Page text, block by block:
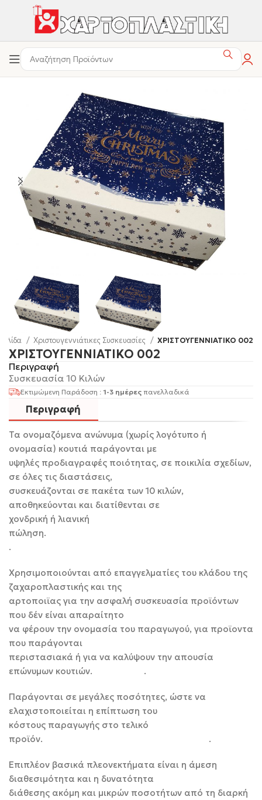
Χριστουγεννιάτικες Συσκευασίες ΧΡΙΣΤΟΥΓΕΝΝΙΑΤΙΚΟ 002
ΧΡΙΣΤΟΥΓΕΝΝΙΑΤΙΚΟ 002
Περιγραφή
Συσκευασία 10 Κιλών
Εκτιμώμενη Παράδοση :1-3 ημέρες πανελλαδικά
Περιγραφή
Τα ονομαζόμενα ανώνυμα (χωρίς λογότυπο ή
ονομασία) κουτιά παράγονται με
υψηλές προδιαγραφές ποιότητας, σε ποικιλία σχεδίων,
σε όλες τις διαστάσεις,
συσκευάζονται σε πακέτα των 10 κιλών,
αποθηκεύονται και διατίθενται σε
χονδρική ή λιανική
πώληση.
.
Χρησιμοποιούνται από επαγγελματίες του κλάδου της
ζαχαροπλαστικής και της
αρτοποιϊας για την ασφαλή συσκευασία προϊόντων
που δέν είναι απαραίτητο
να φέρουν την ονομασία του παραγωγού, για προϊοντα
που παράγονται
περιστασιακά ή για να καλύψουν την απουσία
επώνυμων κουτιών. .
Παράγονται σε μεγάλες ποσότητες, ώστε να
ελαχιστοποιείται η επίπτωση του
κόστους παραγωγής στο τελικό
προϊόν. .
Επιπλέον βασικά πλεονεκτήματα είναι η άμεση
διαθεσιμότητα και η δυνατότητα
διάθεσης ακόμη και μικρών ποσοτήτων από τη διαρκή